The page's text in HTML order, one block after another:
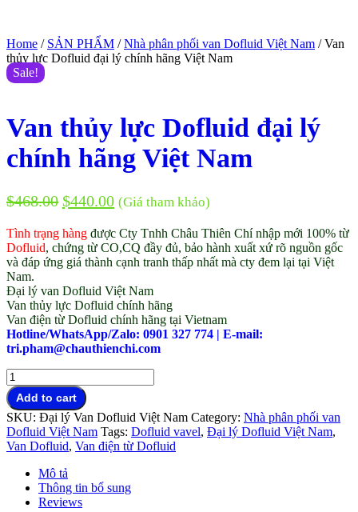
Home / SẢN PHẨM /Nhà phân phối van Dofluid Việt Nam / Van
thủy lực Dofluid đại lý chính hãng Việt Nam
Sale!
Van thủy lực Dofluid đại lý
chính hãng Việt Nam
$468.00 $440.00 (Giá tham khảo)
Tình trạng hàng được Cty Tnhh Châu Thiên Chí nhập mới 100% từ
Dofluid, chứng từ CO,CQ đầy đủ, bảo hành xuất xứ rõ nguồn gốc
và đáp ứng giá thành cạnh tranh thấp nhất mà cty đem lại tại Việt
Nam.
Đại lý van Dofluid Việt Nam
Van thủy lực Dofluid chính hãng
Van điện từ Dofluid chính hãng tại Vietnam
Hotline/WhatsApp/Zalo: 0901 327 774 | E-mail:
tri.pham@chauthienchi.com
Van
thủy
lực
Dofluid
đại
lý
hãng
Việt
Nam
Add to cart
SKU: Đại lý Van Dofluid Việt Nam Category: Nhà phân phối van
Dofluid Việt Nam Tags: Dofluid vavel, Đại lý Dofluid Việt Nam,
Van Dofluid, Van điện từ Dofluid
Mô tả
Thông tin bổ sung
Reviews